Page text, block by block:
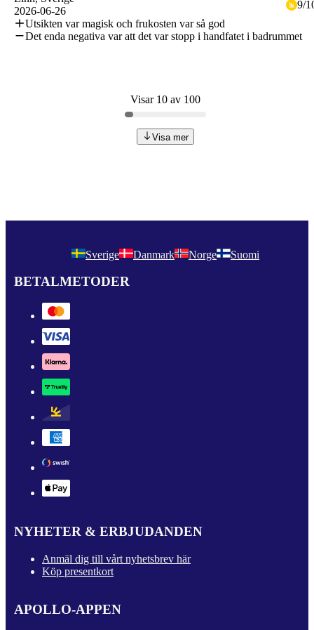
2026-06-26
9/
Utsikten var magisk och frukosten var så god
Det enda negativa var att det var stopp i handfatet i badrummet
Visar 10 av 100
Visa mer
Sverige Danmark Norge Suomi
BETALMETODER
NYHETER & ERBJUDANDEN
Anmäl dig till vårt nyhetsbrev här
Köp presentkort
APOLLO-APPEN